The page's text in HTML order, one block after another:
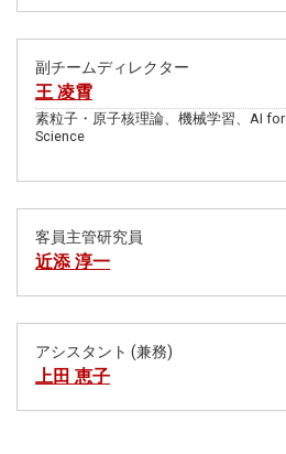
副チームディレクター
王 凌霄
素粒子・原子核理論、機械学習、AI for
Science
客員主管研究員
近添 淳一
アシスタント (兼務)
上田 恵子